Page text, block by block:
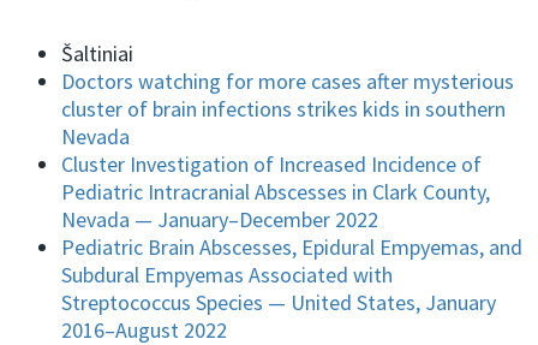
Šaltiniai
Doctors watching for more cases after mysterious
cluster of brain infections strikes kids in southern
Nevada
Cluster Investigation of Increased Incidence of
Pediatric Intracranial Abscesses in Clark County,
Nevada — January–December 2022
Pediatric Brain Abscesses, Epidural Empyemas, and
Subdural Empyemas Associated with
Streptococcus Species — United States, January
2016–August 2022